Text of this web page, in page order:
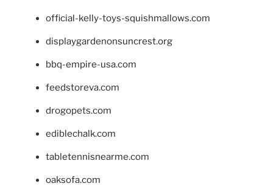
official-kelly-toys-squishmallows.com
displaygardenonsuncrest.org
bbq-empire-usa.com
feedstoreva.com
drogopets.com
ediblechalk.com
tabletennisnearme.com
oaksofa.com